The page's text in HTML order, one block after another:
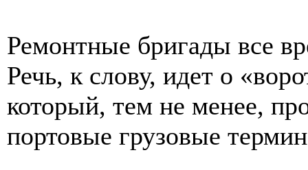
Ремонтные бригады все
Речь, к слову, идет о
который, тем не менее,
портовые грузовые